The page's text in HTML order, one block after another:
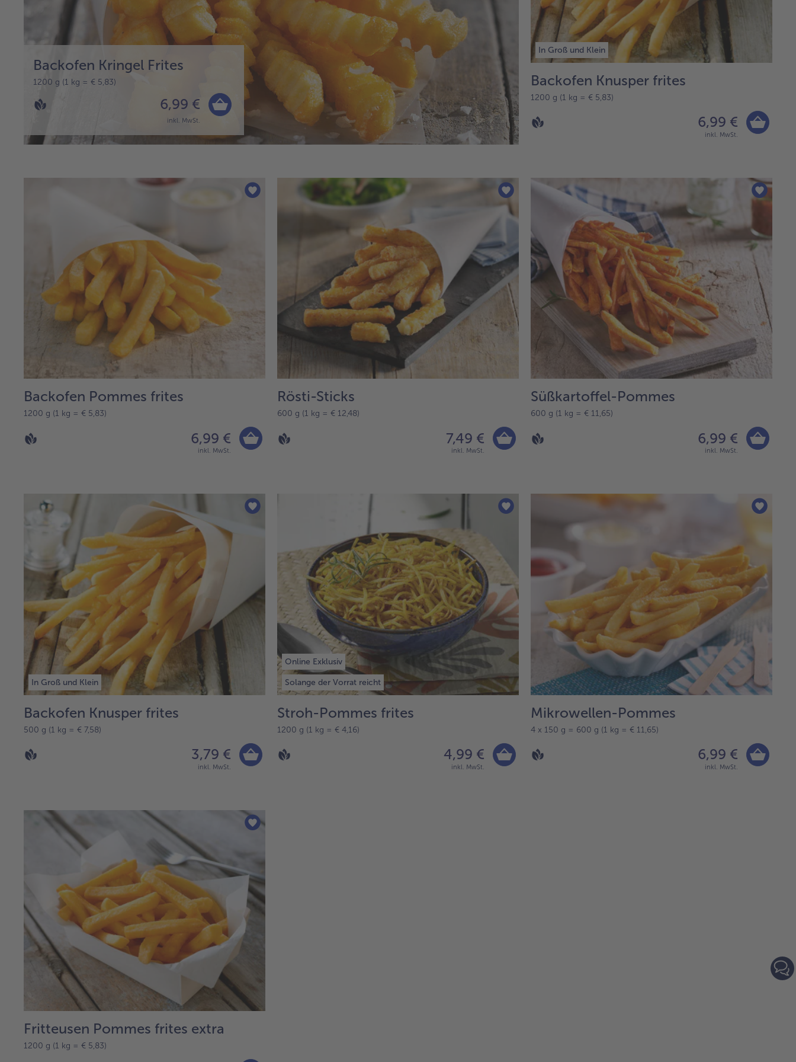
Backofen Kringel Frites
1200 g (1 kg = € 5,83)
6,99 €
inkl. MwSt.
In Groß und Klein
Backofen Knusper frites
1200 g (1 kg = € 5,83)
6,99 €
inkl. MwSt.
Backofen Pommes frites
1200 g (1 kg = € 5,83)
6,99 €
inkl. MwSt.
Rösti-Sticks
600 g (1 kg = € 12,48)
7,49 €
inkl. MwSt.
Süßkartoffel-Pommes
600 g (1 kg = € 11,65)
6,99 €
inkl. MwSt.
In Groß und Klein
Backofen Knusper frites
500 g (1 kg = € 7,58)
3,79 €
inkl. MwSt.
Online Exklusiv
Solange der Vorrat reicht
Stroh-Pommes frites
1200 g (1 kg = € 4,16)
4,99 €
inkl. MwSt.
Mikrowellen-Pommes
4 x 150 g = 600 g (1 kg = € 11,65)
6,99 €
inkl. MwSt.
Fritteusen Pommes frites extra
1200 g (1 kg = € 5,83)